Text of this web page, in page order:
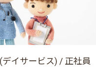
イサービス) / 正社員